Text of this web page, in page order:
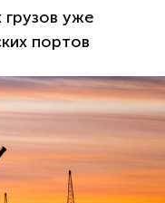
грузов уже
портов